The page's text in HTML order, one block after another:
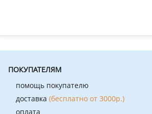
ПОКУПАТЕЛЯМ
помощь покупателю
доставка (бесплатно от 3000р.)
оплата